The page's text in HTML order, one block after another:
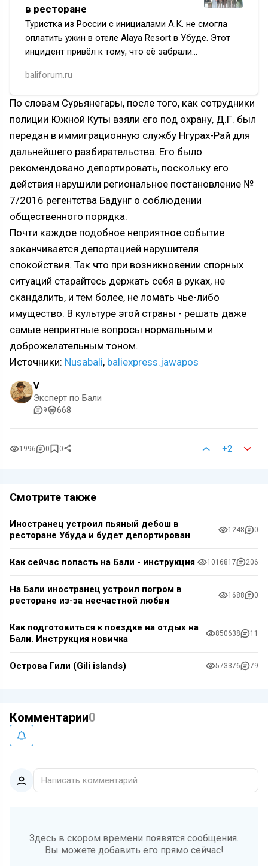
в ресторане
Туристка из России с инициалами А.К. не смогла
оплатить ужин в отеле Alaya Resort в Убуде. Этот
инцидент привёл к тому, что её забрали
baliforum.ru
По словам Сурьянегары, после того, как сотрудники
полиции Южной Куты взяли его под охрану, Д.Г. был
передан в иммиграционную службу Нгурах-Рай для
дальнейшего разбирательства. Его было
рекомендовано депортировать, поскольку его
действия нарушили региональное постановление №
7/2016 регентства Бадунг о соблюдении
общественного порядка.
Почти каждое подобное неприятное событие
заканчивается депортацией нарушителя
спокойствия. Так что при возникновении спорных
ситуаций старайтесь держать себя в руках, не
скандалить, и тем более, не ломать чье-либо
имущество. В культуре этой страны - решать даже
самые неприятные вопросы нормальным и
доброжелательным тоном.
Источники: Nusabali, baliexpress.jawapos
V
Эксперт по Бали
9 668
1996 0 0 +2
Смотрите также
Иностранец устроил пьяный дебош в
ресторане Убуда и будет депортирован
1248 0
Как сейчас попасть на Бали - инструкция 1016817 206
На Бали иностранец устроил погром в
ресторане из-за несчастной любви
1688 0
Как подготовиться к поездке на отдых на
Бали. Инструкция новичка
850638 11
Острова Гили (Gili islands) 573376 79
Комментарии0
Написать комментарий
Здесь в скором времени появятся сообщения.
Вы можете добавить его прямо сейчас!